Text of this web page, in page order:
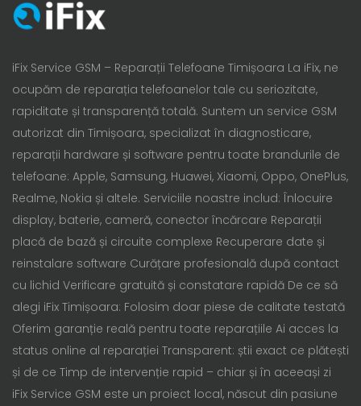
iFix Service GSM – Reparații Telefoane Timișoara La iFix, ne
ocupăm de reparația telefoanelor tale cu seriozitate,
rapiditate și transparență totală. Suntem un service GSM
autorizat din Timișoara, specializat în diagnosticare,
reparații hardware și software pentru toate brandurile de
telefoane: Apple, Samsung, Huawei, Xiaomi, Oppo, OnePlus,
Realme, Nokia și altele. Serviciile noastre includ: Înlocuire
display, baterie, cameră, conector încărcare Reparații
placă de bază și circuite complexe Recuperare date și
reinstalare software Curățare profesională după contact
cu lichid Verificare gratuită și constatare rapidă De ce să
alegi iFix Timișoara: Folosim doar piese de calitate testată
Oferim garanție reală pentru toate reparațiile Ai acces la
status online al reparației Transparent: știi exact ce plătești
și de ce Timp de intervenție rapid – chiar și în aceeași zi
iFix Service GSM este un proiect local, născut din pasiune